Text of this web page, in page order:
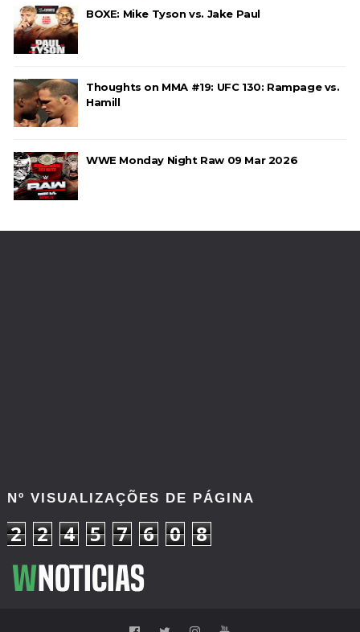
BOXE: Mike Tyson vs. Jake Paul
Thoughts on MMA #19: UFC 130: Rampage vs.
Hamill
WWE Monday Night Raw 09 Mar 2026
Nº VISUALIZAÇÕES DE PÁGINA
2 2 4 5 7 6 0 8